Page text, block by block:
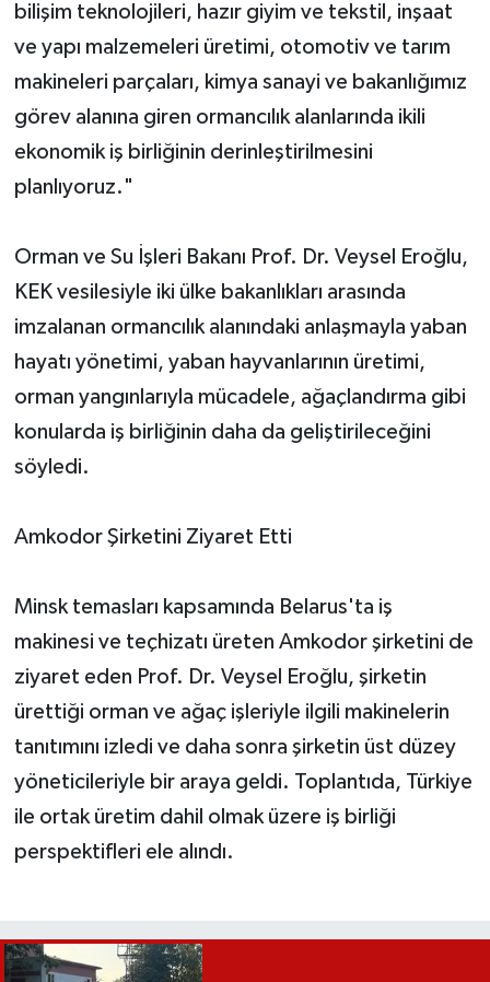
bilişim teknolojileri, hazır giyim ve tekstil, inşaat
ve yapı malzemeleri üretimi, otomotiv ve tarım
makineleri parçaları, kimya sanayi ve bakanlığımız
görev alanına giren ormancılık alanlarında ikili
ekonomik iş birliğinin derinleştirilmesini
planlıyoruz."
Orman ve Su İşleri Bakanı Prof. Dr. Veysel Eroğlu,
KEK vesilesiyle iki ülke bakanlıkları arasında
imzalanan ormancılık alanındaki anlaşmayla yaban
hayatı yönetimi, yaban hayvanlarının üretimi,
orman yangınlarıyla mücadele, ağaçlandırma gibi
konularda iş birliğinin daha da geliştirileceğini
söyledi.
Amkodor Şirketini Ziyaret Etti
Minsk temasları kapsamında Belarus'ta iş
makinesi ve teçhizatı üreten Amkodor şirketini de
ziyaret eden Prof. Dr. Veysel Eroğlu, şirketin
ürettiği orman ve ağaç işleriyle ilgili makinelerin
tanıtımını izledi ve daha sonra şirketin üst düzey
yöneticileriyle bir araya geldi. Toplantıda, Türkiye
ile ortak üretim dahil olmak üzere iş birliği
perspektifleri ele alındı.